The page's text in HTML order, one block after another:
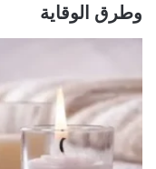
وطرق الوقاية